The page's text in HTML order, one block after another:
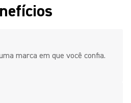
marca em que você confia.